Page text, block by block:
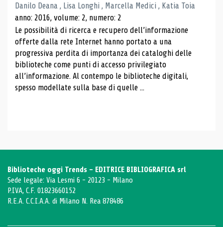
Danilo Deana , Lisa Longhi , Marcella Medici , Katia Toia
anno: 2016, volume: 2, numero: 2
Le possibilità di ricerca e recupero dell’informazione
offerte dalla rete Internet hanno portato a una
progressiva perdita di importanza dei cataloghi delle
biblioteche come punti di accesso privilegiato
all’informazione. Al contempo le biblioteche digitali,
spesso modellate sulla base di quelle ...
Biblioteche oggi Trends - EDITRICE BIBLIOGRAFICA srl
Sede legale: Via Lesmi 6 - 20123 - Milano
P.IVA, C.F. 01823660152
R.E.A. C.C.I.A.A. di Milano N. Rea 878486